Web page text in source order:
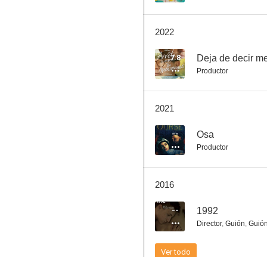
2022
7.8 Deja de decir
Productor
2021
-- Osa
Productor
2016
-- 1992
Director, Guión,
Ver todo